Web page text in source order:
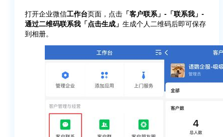
打开企业微信工作台页面，点击 「客户联系」-「联系我」-
通过二维码联系我「点击生成」 生成个人二维码后即可保存
到相册。